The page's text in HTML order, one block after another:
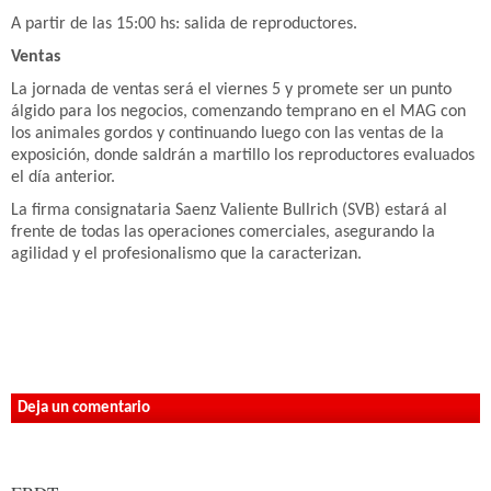
A partir de las 15:00 hs: salida de reproductores.
Ventas
La jornada de ventas será el viernes 5 y promete ser un punto
álgido para los negocios, comenzando temprano en el MAG con
los animales gordos y continuando luego con las ventas de la
exposición, donde saldrán a martillo los reproductores evaluados
el día anterior.
La firma consignataria Saenz Valiente Bullrich (SVB) estará al
frente de todas las operaciones comerciales, asegurando la
agilidad y el profesionalismo que la caracterizan.
Deja un comentario